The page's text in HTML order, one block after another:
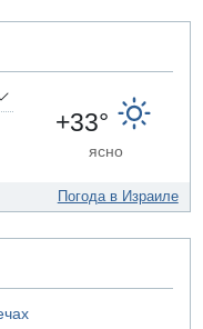
при падении
в районе пещеры
на 1
+33°
ясно
Погода в Израиле